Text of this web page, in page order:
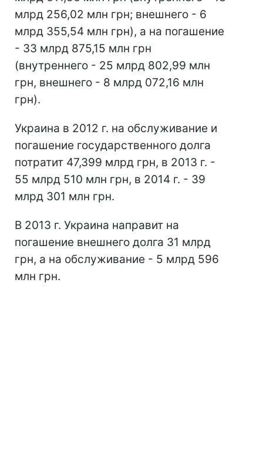
млрд 256,02 млн грн; внешнего - 6
млрд 355,54 млн грн), а на погашение
- 33 млрд 875,15 млн грн
(внутреннего - 25 млрд 802,99 млн
грн, внешнего - 8 млрд 072,16 млн
грн).
Украина в 2012 г. на обслуживание и
погашение государственного долга
потратит 47,399 млрд грн, в 2013 г. -
55 млрд 510 млн грн, в 2014 г. - 39
млрд 301 млн грн.
В 2013 г. Украина направит на
погашение внешнего долга 31 млрд
грн, а на обслуживание - 5 млрд 596
млн грн.